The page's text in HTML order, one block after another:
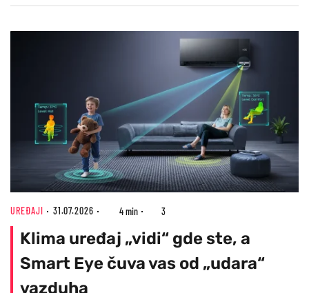
UREĐAJI 31.07.2026 4 min 3
Klima uređaj „vidi“ gde ste, a
Smart Eye čuva vas od „udara“
vazduha